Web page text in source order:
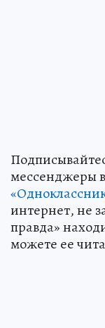
мессенджеры в
интернет, не
правда»
можете ее